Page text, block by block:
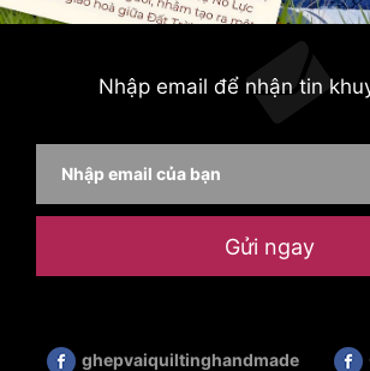
Nhập email để nhận tin
Gửi ngay
ghepvaiquiltinghandmade